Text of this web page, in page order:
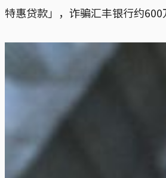
特惠贷款」，诈骗汇丰银行约600